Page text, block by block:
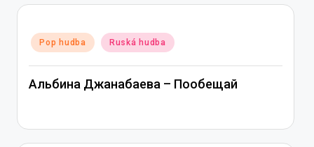
Posted
in
Pop hudba Ruská hudba
Альбина Джанабаева – Пообещай